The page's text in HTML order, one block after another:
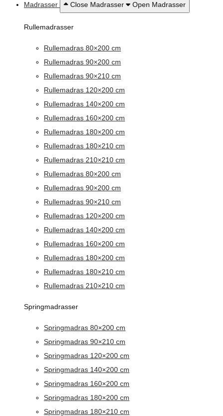
Madrasser
Close Madrasser Open Madrasser
Rullemadrasser
Rullemadras 80×200 cm
Rullemadras 90×200 cm
Rullemadras 90×210 cm
Rullemadras 120×200 cm
Rullemadras 140×200 cm
Rullemadras 160×200 cm
Rullemadras 180×200 cm
Rullemadras 180×210 cm
Rullemadras 210×210 cm
Rullemadras 80×200 cm
Rullemadras 90×200 cm
Rullemadras 90×210 cm
Rullemadras 120×200 cm
Rullemadras 140×200 cm
Rullemadras 160×200 cm
Rullemadras 180×200 cm
Rullemadras 180×210 cm
Rullemadras 210×210 cm
Springmadrasser
Springmadras 80×200 cm
Springmadras 90×210 cm
Springmadras 120×200 cm
Springmadras 140×200 cm
Springmadras 160×200 cm
Springmadras 180×200 cm
Springmadras 180×210 cm